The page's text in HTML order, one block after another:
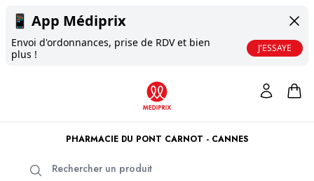
📱 App Médiprix
Envoi d'ordonnances, prise de RDV et bien
plus !
J'ESSAYE
PHARMACIE DU PONT CARNOT - CANNES